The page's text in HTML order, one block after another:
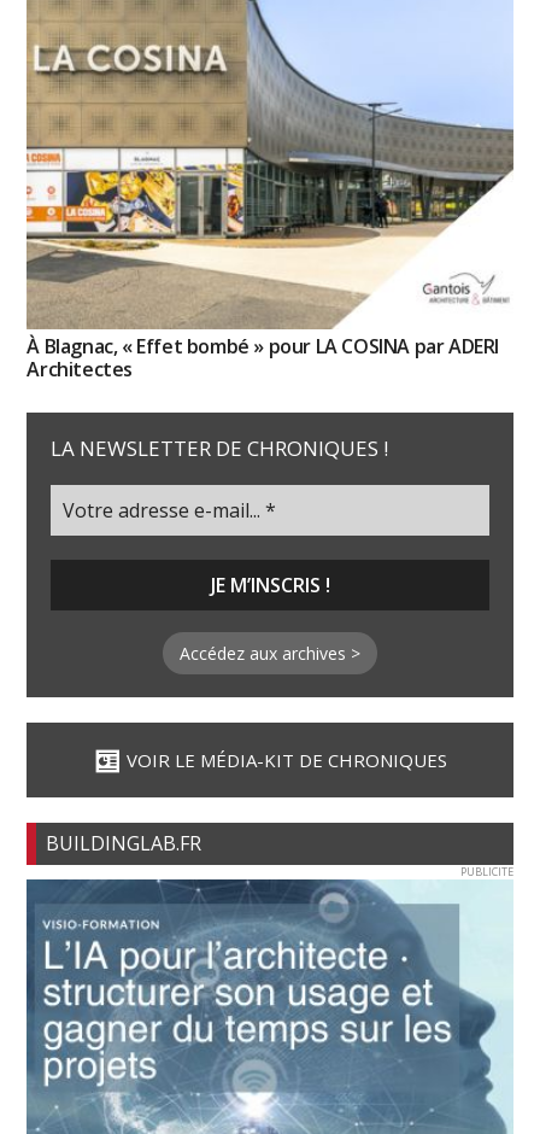
À Blagnac, « Effet bombé » pour LA COSINA par ADERI
Architectes
LA NEWSLETTER DE CHRONIQUES !
Accédez aux archives >
VOIR LE MÉDIA-KIT DE CHRONIQUES
BUILDINGLAB.FR
PUBLICITE